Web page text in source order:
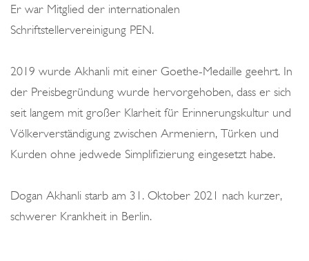
Er war Mitglied der internationalen
Schriftstellervereinigung PEN.
2019 wurde Akhanli mit einer Goethe-Medaille geehrt. In
der Preisbegründung wurde hervorgehoben, dass er sich
seit langem mit großer Klarheit für Erinnerungskultur und
Völkerverständigung zwischen Armeniern, Türken und
Kurden ohne jedwede Simplifizierung eingesetzt habe.
Dogan Akhanli starb am 31. Oktober 2021 nach kurzer,
schwerer Krankheit in Berlin.